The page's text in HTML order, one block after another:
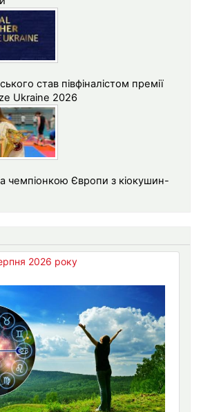
став півфіналістом премії
Ukraine 2026
чемпіонкою Європи з кіокушин-
2026 року